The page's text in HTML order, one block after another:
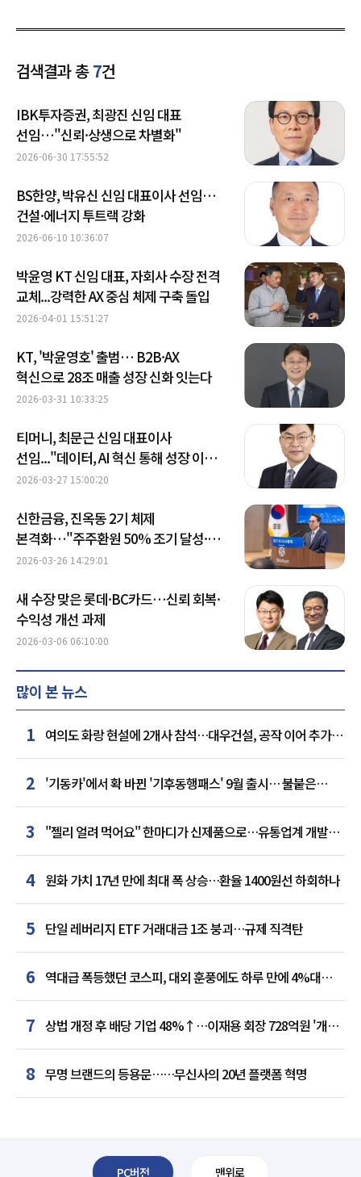
검색결과 총7건
IBK투자증권, 최광진 신임 대표
선임…"신뢰·상생으로 차별화"
2026-06-30 17:55:52
BS한양, 박유신 신임 대표이사 선임…
건설·에너지 투트랙 강화
2026-06-10 10:36:07
박윤영 KT 신임 대표, 자회사 수장 전격
교체...강력한 AX 중심 체제 구축 돌입
2026-04-01 15:51:27
KT, '박윤영호' 출범… B2B·AX
혁신으로 28조 매출 성장 신화 잇는다
2026-03-31 10:33:25
티머니, 최문근 신임 대표이사
선임..."데이터, AI 혁신 통해 성장 이끌
것"
2026-03-27 15:00:20
신한금융, 진옥동 2기 체제
본격화…"주주환원 50% 조기 달성·
미래금융 가속"
2026-03-26 14:29:01
새 수장 맞은 롯데·BC카드…신뢰 회복·
수익성 개선 과제
2026-03-06 06:10:00
많이 본 뉴스
1 여의도 화랑 현설에 2개사 참석…대우건설, 공작 이어 추가
거점 확보하나
2 '기동카'에서 확 바뀐 '기후동행패스' 9월 출시… 불붙은
카드사 경쟁
3
"젤리 얼려 먹어요" 한마디가 신제품으로…유통업계 개발실
된 SNS
4 원화 가치 17년 만에 최대 폭 상승…환율 1400원선 하회하나
5 단일 레버리지 ETF 거래대금 1조 붕괴…규제 직격탄
6 역대급 폭등했던 코스피, 대외 훈풍에도 하루 만에 4%대
급락
7 상법 개정 후 배당 기업 48%↑…이재용 회장 728억원 '개인
최다'
8 무명 브랜드의 등용문……무신사의 20년 플랫폼 혁명
PC버전 맨위로